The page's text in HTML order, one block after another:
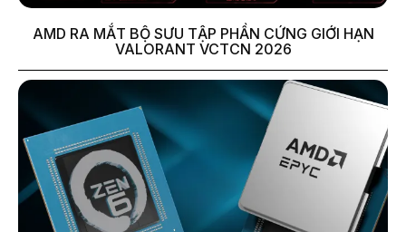
AMD RA MẮT BỘ SƯU TẬP PHẦN CỨNG GIỚI HẠN
VALORANT VCTCN 2026